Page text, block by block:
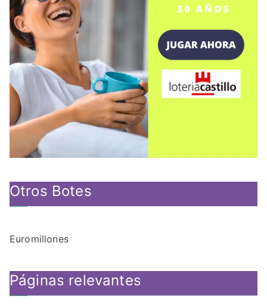
Otros Botes
Euromillones
Páginas relevantes